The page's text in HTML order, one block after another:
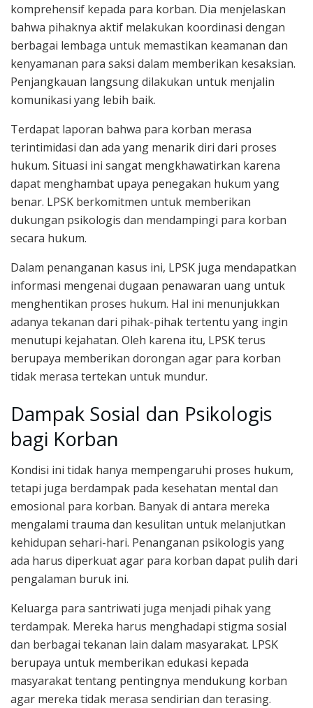
komprehensif kepada para korban. Dia menjelaskan
bahwa pihaknya aktif melakukan koordinasi dengan
berbagai lembaga untuk memastikan keamanan dan
kenyamanan para saksi dalam memberikan kesaksian.
Penjangkauan langsung dilakukan untuk menjalin
komunikasi yang lebih baik.
Terdapat laporan bahwa para korban merasa
terintimidasi dan ada yang menarik diri dari proses
hukum. Situasi ini sangat mengkhawatirkan karena
dapat menghambat upaya penegakan hukum yang
benar. LPSK berkomitmen untuk memberikan
dukungan psikologis dan mendampingi para korban
secara hukum.
Dalam penanganan kasus ini, LPSK juga mendapatkan
informasi mengenai dugaan penawaran uang untuk
menghentikan proses hukum. Hal ini menunjukkan
adanya tekanan dari pihak-pihak tertentu yang ingin
menutupi kejahatan. Oleh karena itu, LPSK terus
berupaya memberikan dorongan agar para korban
tidak merasa tertekan untuk mundur.
Dampak Sosial dan Psikologis
bagi Korban
Kondisi ini tidak hanya mempengaruhi proses hukum,
tetapi juga berdampak pada kesehatan mental dan
emosional para korban. Banyak di antara mereka
mengalami trauma dan kesulitan untuk melanjutkan
kehidupan sehari-hari. Penanganan psikologis yang
ada harus diperkuat agar para korban dapat pulih dari
pengalaman buruk ini.
Keluarga para santriwati juga menjadi pihak yang
terdampak. Mereka harus menghadapi stigma sosial
dan berbagai tekanan lain dalam masyarakat. LPSK
berupaya untuk memberikan edukasi kepada
masyarakat tentang pentingnya mendukung korban
agar mereka tidak merasa sendirian dan terasing.